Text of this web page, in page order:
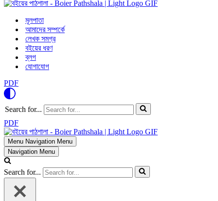
মূলপাতা
আমাদের সম্পর্কে
লেখক সমগ্র
বইয়ের ধরণ
ব্লগ
যোগাযোগ
PDF
Search for...
PDF
Menu Navigation Menu
Navigation Menu
Search for...